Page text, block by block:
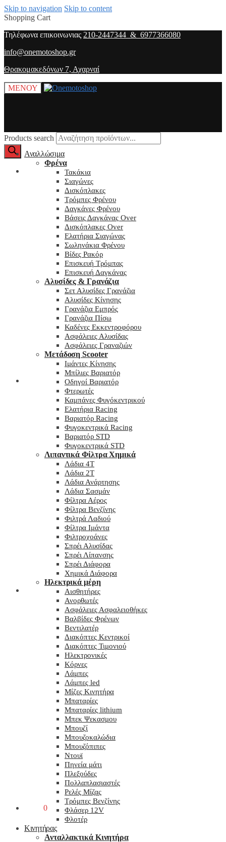
Skip to navigation Skip to content
Shopping Cart
Τηλέφωνα επικοινωνιας 210-2447344 & 6977366080
info@onemotoshop.gr
Θρακομακεδόνων 7, Αχαρναί
ΜΕΝΟΥ
Products search
O λογαριασμός μου
My wishlist
0
Αναλλώσιμα
Φρένα
Τακάκια
Σιαγώνες
Δισκόπλακες
Τρόμπες Φρένου
Δαγκάνες Φρένου
Βάσεις Δαγκάνας Over
Δισκόπλακες Over
Ελατήρια Σιαγώνας
Σωληνάκια Φρένου
Βίδες Ρακόρ
Επισκευή Τρόμπας
Επισκευή Δαγκάνας
Αλυσίδες & Γρανάζια
Σετ Αλυσίδες Γρανάζια
Αλυσίδες Κίνησης
Γρανάζια Εμπρός
Γρανάζια Πίσω
Καδένες Εκκεντροφόρου
Ασφάλειες Αλυσίδας
Ασφάλειες Γραναζιών
Μετάδοση Scooter
Ιμάντες Κίνησης
Μπίλιες Βαριατόρ
Οδηγοί Βαριατόρ
Φτερωτές
Καμπάνες Φυγόκεντρικού
Ελατήρια Racing
Βαριατόρ Racing
Φυγοκεντρικά Racing
Βαριατόρ STD
Φυγοκεντρικά STD
Λιπαντικά Φίλτρα Χημικά
Λάδια 4T
Λάδια 2T
Λάδια Ανάρτησης
Λάδια Σασμάν
Φίλτρα Αέρος
Φίλτρα Βενζίνης
Φιλτρά Λαδιού
Φίλτρα Ιμάντα
Φιλτροχοάνες
Σπρέι Αλυσίδας
Σπρέι Λίπανσης
Σπρέι Διάφορα
Χημικά Διάφορα
Hλεκτρικά μέρη
Αισθητήρες
Ανορθωτές
Ασφάλειες Ασφαλειοθήκες
Βαλβίδες Φρένων
Βεντιλατέρ
Διακόπτες Κεντρικοί
Διακόπτες Τιμονιού
Ηλεκτρονικές
Κόρνες
Λάμπες
Λάμπες led
Μίζες Κινητήρα
Μπαταρίες
Μπαταρίες lithium
Μπεκ Ψεκασμου
Μπουζί
Μπουζοκαλώδια
Μπουζόπιπες
Ντουϊ
Πηνεία μάτι
Πλεξούδες
Πολλαπλασιαστές
Ρελές Μίζας
Τρόμπες Βενζίνης
Φλάσερ 12V
Φλοτέρ
Κινητήρας
Ανταλλακτικά Κινητήρα